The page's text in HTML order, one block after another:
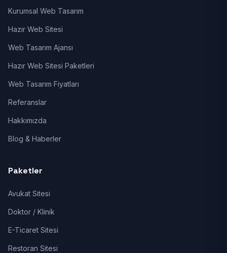
Kurumsal Web Tasarım
Hazır Web Sitesi
Web Tasarım Ajansı
Hazır Web Sitesi Paketleri
Web Tasarım Fiyatları
Referanslar
Hakkımızda
Blog & Haberler
Paketler
Avukat Sitesi
Doktor / Klinik
E-Ticaret Sitesi
Restoran Sitesi